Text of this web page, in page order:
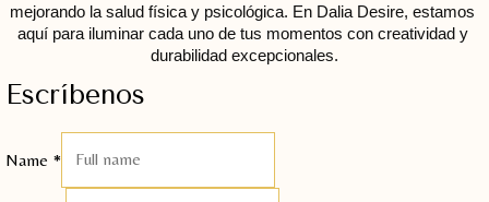
mejorando la salud física y psicológica. En Dalia Desire, estamos
aquí para iluminar cada uno de tus momentos con creatividad y
durabilidad excepcionales.
Escríbenos
Name *